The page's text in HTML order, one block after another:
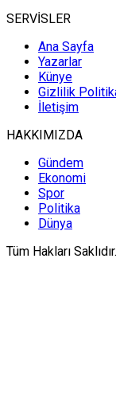
SERVİSLER
Ana Sayfa
Yazarlar
Künye
Gizlilik
İletişim
HAKKIMIZDA
Gündem
Ekonomi
Spor
Politika
Dünya
Tüm Hakları